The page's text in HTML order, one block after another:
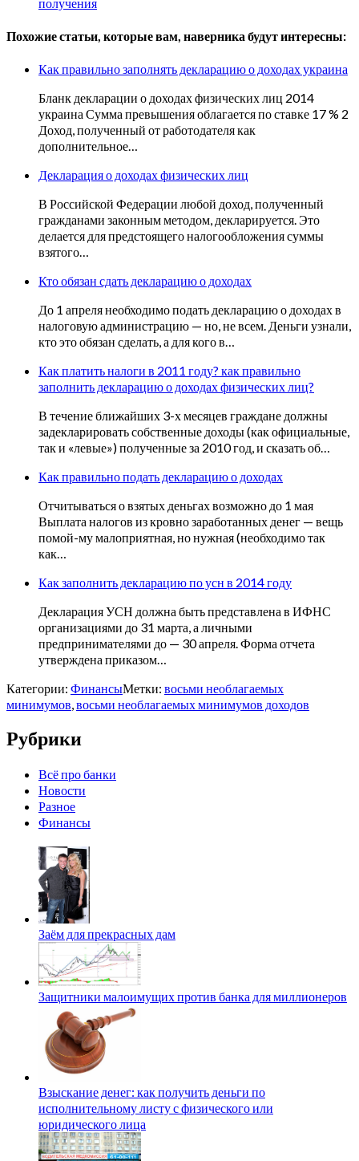
Похожие статьи, которые вам, наверника будут интересны:
Как правильно заполнять декларацию о доходах украина
Бланк декларации о доходах физических лиц 2014
украина Сумма превышения облагается по ставке 17 % 2
Доход, полученный от работодателя как
дополнительное…
Декларация о доходах физических лиц
В Российской Федерации любой доход, полученный
гражданами законным методом, декларируется. Это
делается для предстоящего налогообложения суммы
взятого…
Кто обязан сдать декларацию о доходах
До 1 апреля необходимо подать декларацию о доходах в
налоговую администрацию — но, не всем. Деньги узнали,
кто это обязан сделать, а для кого в…
Как платить налоги в 2011 году? как правильно
заполнить декларацию о доходах физических лиц?
В течение ближайших 3-х месяцев граждане должны
задекларировать собственные доходы (как официальные,
так и «левые») полученные за 2010 год, и сказать об…
Как правильно подать декларацию о доходах
Отчитываться о взятых деньгах возможно до 1 мая
Выплата налогов из кровно заработанных денег — вещь
помой-му малоприятная, но нужная (необходимо так
как…
Как заполнить декларацию по усн в 2014 году
Декларация УСН должна быть представлена в ИФНС
организациями до 31 марта, а личными
предпринимателями до — 30 апреля. Форма отчета
утверждена приказом…
Категории: ФинансыМетки: восьми необлагаемых
минимумов,восьми необлагаемых минимумов доходов
Рубрики
Всё про банки
Новости
Разное
Финансы
Заём для прекрасных дам
Защитники малоимущих против банка для миллионеров
Взыскание денег: как получить деньги по
исполнительному листу с физического или
юридического лица